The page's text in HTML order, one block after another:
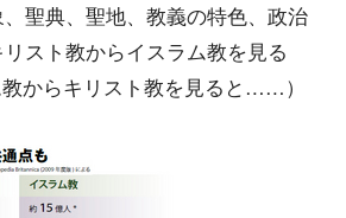
聖典、聖地、教義の特色、政治
スト教からイスラム教を見る
からキリスト教を見ると……）